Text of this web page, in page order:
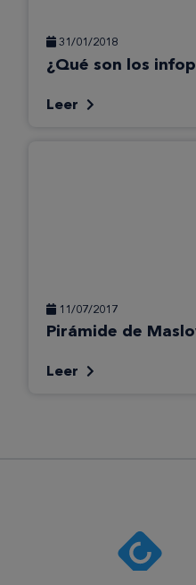
31/01/2018
¿Qué son los
Leer
11/07/2017
Pirámide de
Leer